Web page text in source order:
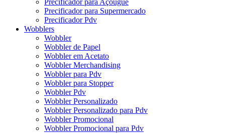
Precificador para Supermercado
Precificador Pdv
Wobblers
Wobbler
Wobbler de Papel
Wobbler em Acetato
Wobbler Merchandising
Wobbler para Pdv
Wobbler para Stopper
Wobbler Pdv
Wobbler Personalizado
Wobbler Personalizado para Pdv
Wobbler Promocional
Wobbler Promocional para Pdv